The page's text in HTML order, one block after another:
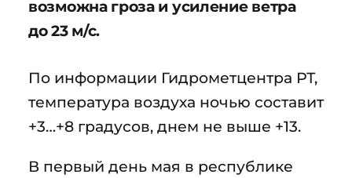
возможна гроза и усиление ветра
до 23 м/с.
По информации Гидрометцентра РТ,
температура воздуха ночью составит
+3…+8 градусов, днем не выше +13.
В первый день мая в республике